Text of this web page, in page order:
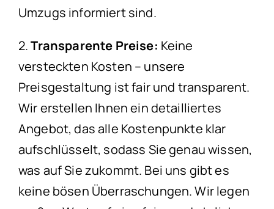
Umzugs informiert sind.
2.Transparente Preise: Keine
versteckten Kosten – unsere
Preisgestaltung ist fair und transparent.
Wir erstellen Ihnen ein detailliertes
Angebot, das alle Kostenpunkte klar
aufschlüsselt, sodass Sie genau wissen,
was auf Sie zukommt. Bei uns gibt es
keine bösen Überraschungen. Wir legen